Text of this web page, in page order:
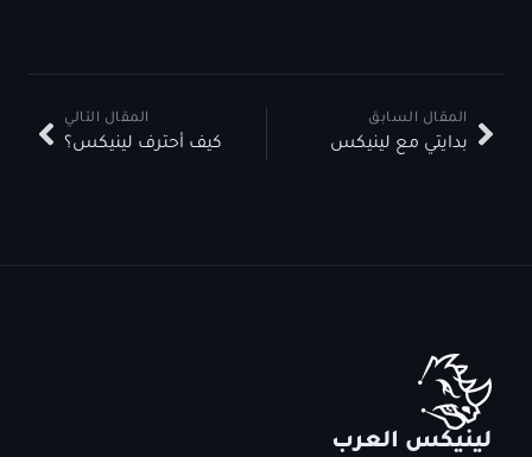
المقال السابق
بدايتي مع لينيكس
المقال التالي
كيف أحترف لينيكس؟
لينيكس العرب